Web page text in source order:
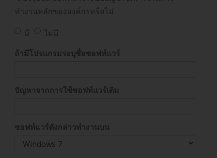
ทำงานหลักขององค์กรหรือไม่
มี
ไม่มี
ถ้ามีโปรแกรมระบุชื่อซอฟท์แวร์
ปัญหาจากการใช้ซอฟท์แวร์เดิม
ซอฟท์แวร์ดังกล่าวทำงานบน